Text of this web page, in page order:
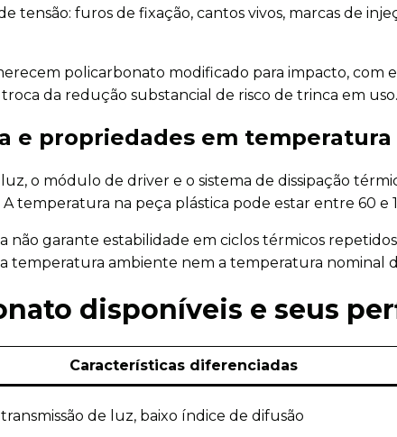
tensão: furos de fixação, cantos vivos, marcas de
policarbonato modificado para impacto, com
da redução substancial de risco de trinca em uso.
e propriedades em
o módulo de driver e o sistema de dissipação
temperatura na peça plástica pode estar entre 60 e
garante estabilidade em ciclos térmicos
temperatura ambiente nem a temperatura nominal
disponíveis e seus
Características diferenciadas
de luz, baixo índice de difusão